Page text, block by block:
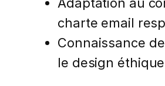
charte email
Connaissance
le design éthique